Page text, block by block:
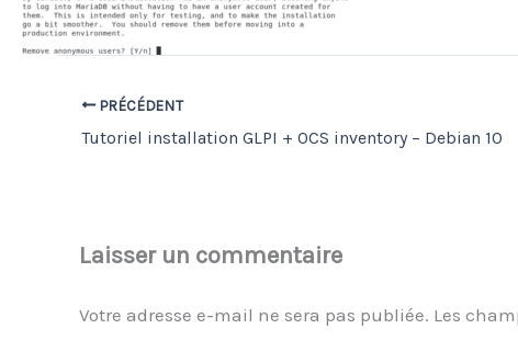
PRÉCÉDENT
Tutoriel installation GLPI + OCS inventory – Debian 10
Laisser un commentaire
Votre adresse e-mail ne sera pas publiée. Les